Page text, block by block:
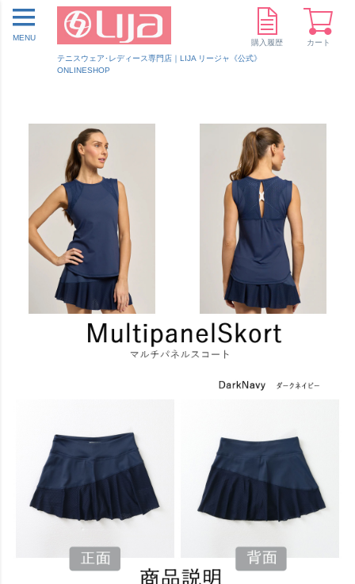
テニスウェア･レディース専門店｜LIJA リージャ《公式》
ONLINESHOP
MENU
購入履歴 カート